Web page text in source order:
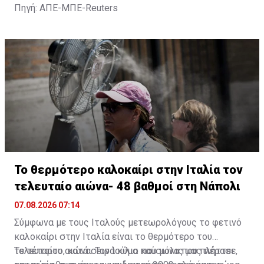
Πηγή: ΑΠΕ-ΜΠΕ-Reuters
Το θερμότερο καλοκαίρι στην Ιταλία τον
τελευταίο αιώνα- 48 βαθμοί στη Νάπολι
07.08.2026 07:14
Σύμφωνα με τους Ιταλούς μετεωρολόγους το φετινό
καλοκαίρι στην Ιταλία είναι το θερμότερο του
τελευταίου αιώνα. Τον Ιούλιο που μόλις μας πέρασε,
Το τέταρτο, κατά σειρά κύμα καύσωνα που πλήττει